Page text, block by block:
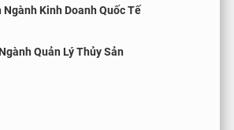
Kinh Doanh Quốc Tế
Quản Lý Thủy Sản